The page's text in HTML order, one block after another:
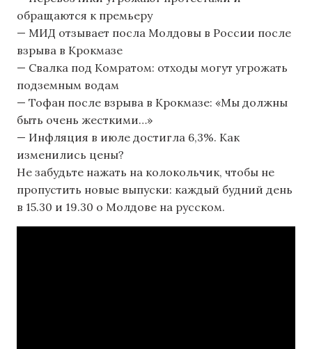
обращаются к премьеру
— МИД отзывает посла Молдовы в России после
взрыва в Крокмазе
— Свалка под Комратом: отходы могут угрожать
подземным водам
— Тофан после взрыва в Крокмазе: «Мы должны
быть очень жесткими…»
— Инфляция в июле достигла 6,3%. Как
изменились цены?
Не забудьте нажать на колокольчик, чтобы не
пропустить новые выпуски: каждый будний день
в 15.30 и 19.30 о Молдове на русском.